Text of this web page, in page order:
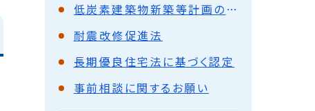
低炭素建築物新築等計画の認定
耐震改修促進法
長期優良住宅法に基づく認定
事前相談に関するお願い